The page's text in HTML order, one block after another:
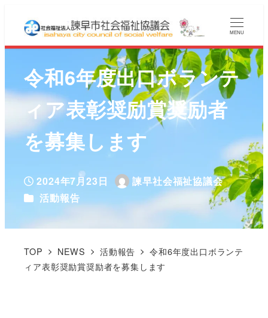
MENU
令和6年度出口ボランテ
ィア表彰奨励賞奨励者
を募集します
投稿日
2024年7月23日
著
者
諫早社会福祉協議会
カテゴリー
活動報告
TOP NEWS 活動報告
令和6年度出口ボランテ
ィア表彰奨励賞奨励者を募集します